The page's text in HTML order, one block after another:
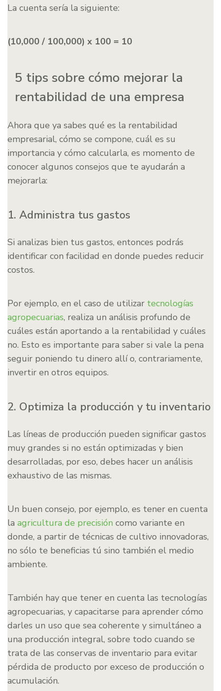
La cuenta sería la siguiente:
(10,000 / 100,000) x 100 = 10
5 tips sobre cómo mejorar la
rentabilidad de una empresa
Ahora que ya sabes qué es la rentabilidad
empresarial, cómo se compone, cuál es su
importancia y cómo calcularla, es momento de
conocer algunos consejos que te ayudarán a
mejorarla:
1. Administra tus gastos
Si analizas bien tus gastos, entonces podrás
identificar con facilidad en donde puedes reducir
costos.
Por ejemplo, en el caso de utilizar tecnologías
agropecuarias, realiza un análisis profundo de
cuáles están aportando a la rentabilidad y cuáles
no. Esto es importante para saber si vale la pena
seguir poniendo tu dinero allí o, contrariamente,
invertir en otros equipos.
2. Optimiza la producción y tu inventario
Las líneas de producción pueden significar gastos
muy grandes si no están optimizadas y bien
desarrolladas, por eso, debes hacer un análisis
exhaustivo de las mismas.
Un buen consejo, por ejemplo, es tener en cuenta
la agricultura de precisión como variante en
donde, a partir de técnicas de cultivo innovadoras,
no sólo te beneficias tú sino también el medio
ambiente.
También hay que tener en cuenta las tecnologías
agropecuarias, y capacitarse para aprender cómo
darles un uso que sea coherente y simultáneo a
una producción integral, sobre todo cuando se
trata de las conservas de inventario para evitar
pérdida de producto por exceso de producción o
acumulación.